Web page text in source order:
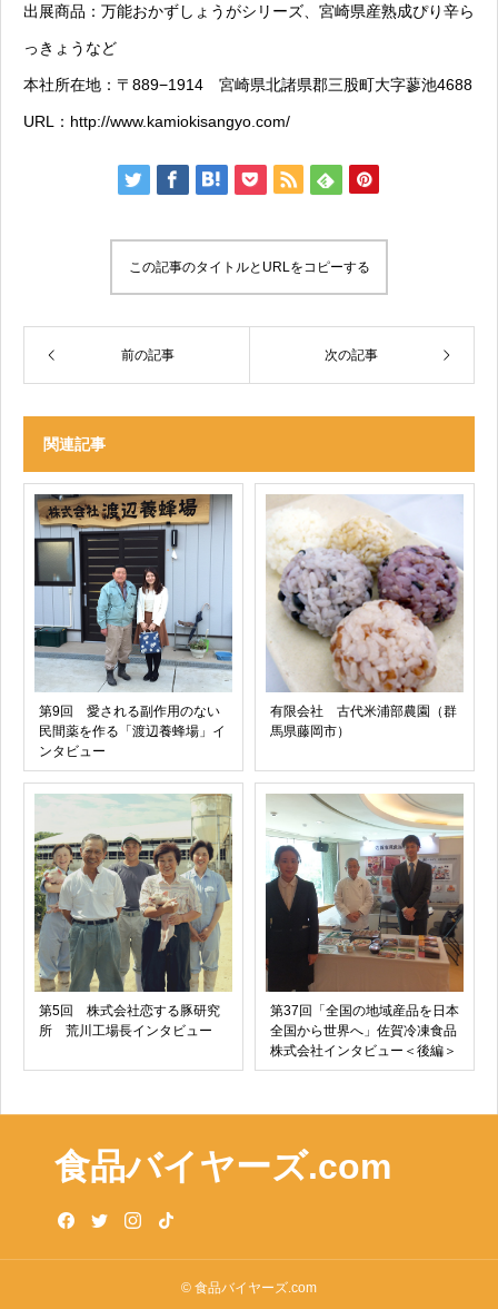
出展商品：万能おかずしょうがシリーズ、宮崎県産熟成ぴり辛ら
っきょうなど
本社所在地：〒889−1914 宮崎県北諸県郡三股町大字蓼池4688
URL： http://www.kamiokisangyo.com/
この記事のタイトルとURLをコピーする
前の記事 次の記事
関連記事
第9回 愛される副作用のない
民間薬を作る「渡辺養蜂場」イ
ンタビュー
有限会社 古代米浦部農園（群
馬県藤岡市）
第5回 株式会社恋する豚研究
所 荒川工場長インタビュー
第37回「全国の地域産品を日本
全国から世界へ」佐賀冷凍食品
株式会社インタビュー＜後編＞
食品バイヤーズ.com
© 食品バイヤーズ.com